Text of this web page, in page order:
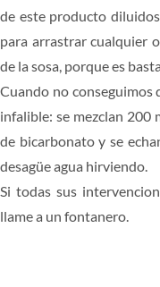
de este producto
para arrastrar cualquier
de la sosa, porque es
Cuando no conseguimos
infalible: se mezclan 200
de bicarbonato y se
desagüe agua hirviendo.
Si todas sus
llame a un fontanero.